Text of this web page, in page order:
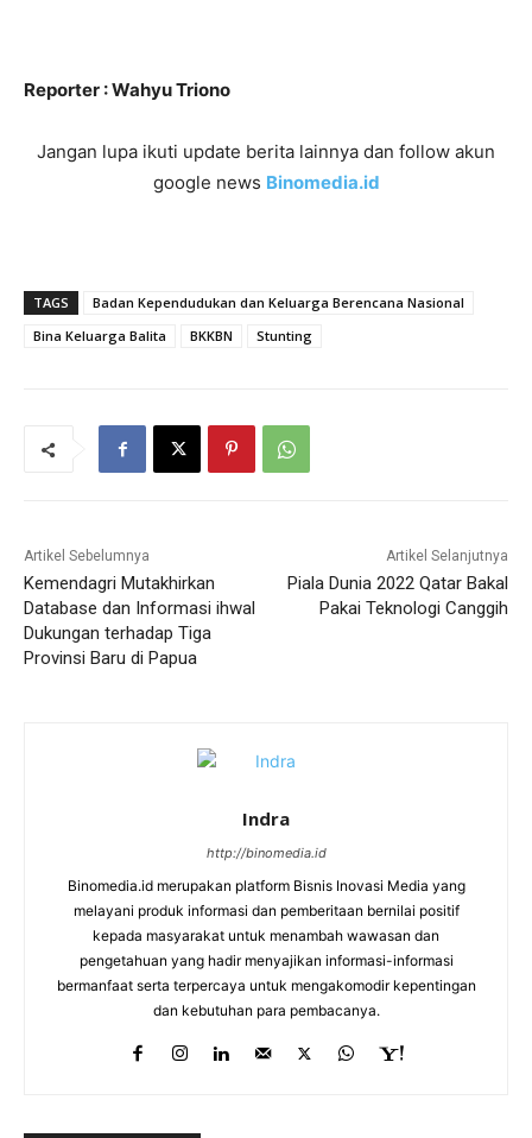
Reporter : Wahyu Triono
Jangan lupa ikuti update berita lainnya dan follow akun
google news Binomedia.id
TAGS
Badan Kependudukan dan Keluarga Berencana Nasional
Bina Keluarga Balita
BKKBN Stunting
Artikel Sebelumnya
Kemendagri Mutakhirkan
Database dan Informasi ihwal
Dukungan terhadap Tiga
Provinsi Baru di Papua
Artikel Selanjutnya
Piala Dunia 2022 Qatar Bakal
Pakai Teknologi Canggih
Indra
http://binomedia.id
Binomedia.id merupakan platform Bisnis Inovasi Media yang
melayani produk informasi dan pemberitaan bernilai positif
kepada masyarakat untuk menambah wawasan dan
pengetahuan yang hadir menyajikan informasi-informasi
bermanfaat serta terpercaya untuk mengakomodir kepentingan
dan kebutuhan para pembacanya.